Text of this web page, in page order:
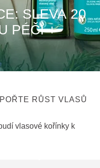
SLEVA 20
PÉČI +
RŮST VLASŮ
vlasové kořínky k